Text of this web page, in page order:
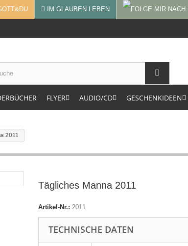
IM GLAUBEN LEBEN
FLYER AUDIO/CD GESCHENKIDEEN
2011
Tägliches Manna 2011
Artikel-Nr.: 2011
TECHNISCHE DATEN